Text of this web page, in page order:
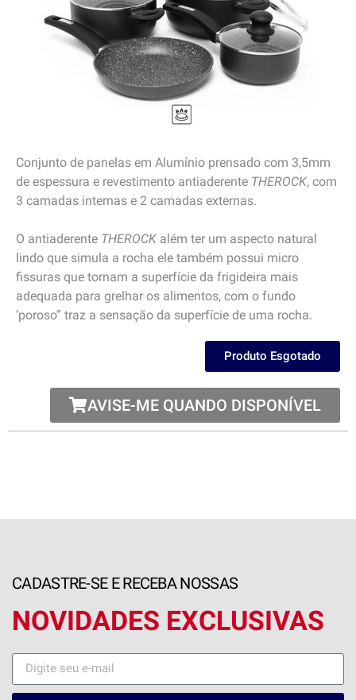
Conjunto de panelas em Alumínio prensado com 3,5mm
de espessura e revestimento antiaderente THEROCK, com
3 camadas internas e 2 camadas externas.
O antiaderente THEROCK além ter um aspecto natural
lindo que simula a rocha ele também possui micro
fissuras que tornam a superfície da frigideira mais
adequada para grelhar os alimentos, com o fundo
‘poroso” traz a sensação da superfície de uma rocha.
Produto Esgotado
AVISE-ME QUANDO DISPONÍVEL
CADASTRE-SE E RECEBA NOSSAS
NOVIDADES EXCLUSIVAS